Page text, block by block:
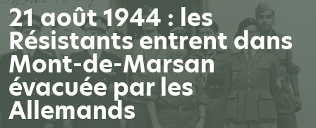
21 août 1944 : les
Résistants entrent dans
Mont-de-Marsan
évacuée par les
Allemands